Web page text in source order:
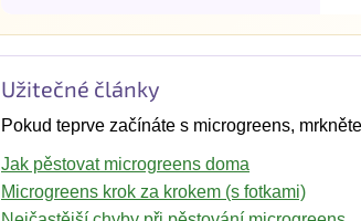
Užitečné články
Pokud teprve začínáte s microgreens,
Jak pěstovat microgreens doma
Microgreens krok za krokem (s fotkami)